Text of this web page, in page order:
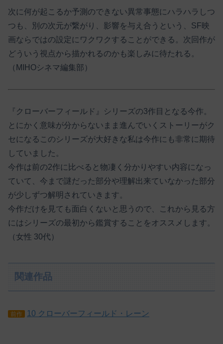
次に何が起こるか予測のできない異常事態にハラハラしつ
つも、別の次元が繋がり、影響を与え合うという、SF映
画ならではの設定にワクワクすることができる。次回作が
どういう視点から描かれるのかも楽しみに待たれる。
（MIHOシネマ編集部）
『クローバーフィールド』シリーズの3作目となる今作。
とにかく意味が分からないまま進んでいくストーリーがク
セになるこのシリーズが大好きな私は今作にも非常に期待
していました。
今作は前の2作に比べると物凄く分かりやすい内容になっ
ていて、今まで謎だった部分や理解出来ていなかった部分
が少しずつ解明されていきます。
今作だけを見ても面白くないと思うので、これから見る方
にはシリーズの最初から鑑賞することをオススメします。
（女性 30代）
関連作品
前作 10 クローバーフィールド・レーン